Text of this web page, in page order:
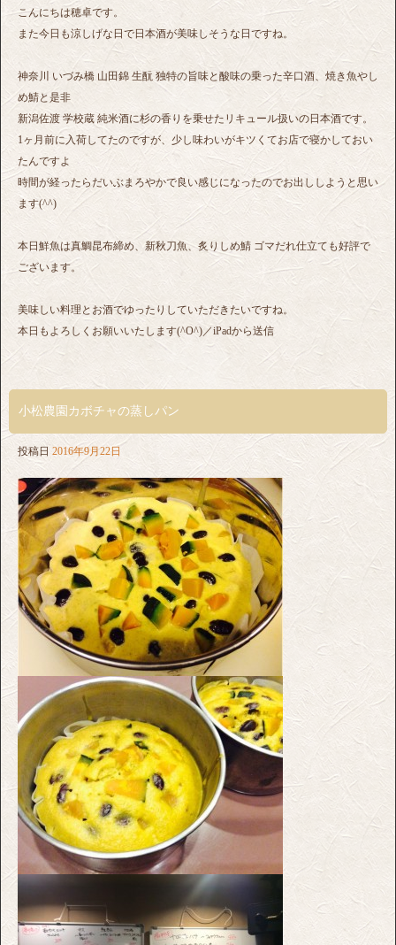
こんにちは穂卓です。
また今日も涼しげな日で日本酒が美味しそうな日ですね。
神奈川 いづみ橋 山田錦 生酛 独特の旨味と酸味の乗った辛口酒、焼き魚やし
め鯖と是非
新潟佐渡 学校蔵 純米酒に杉の香りを乗せたリキュール扱いの日本酒です。
1ヶ月前に入荷してたのですが、少し味わいがキツくてお店で寝かしておい
たんですよ
時間が経ったらだいぶまろやかで良い感じになったのでお出ししようと思い
ます(^^)
本日鮮魚は真鯛昆布締め、新秋刀魚、炙りしめ鯖 ゴマだれ仕立ても好評で
ございます。
美味しい料理とお酒でゆったりしていただきたいですね。
本日もよろしくお願いいたします(^O^)／iPadから送信
小松農園カボチャの蒸しパン
投稿日 2016年9月22日